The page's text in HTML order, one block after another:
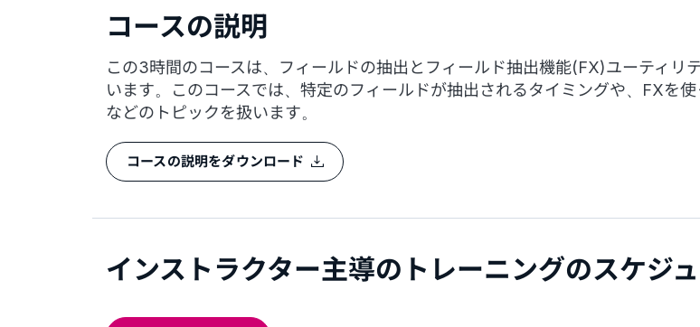
コースの説明
この3時間のコースは、フィールドの抽出とフィールド抽出機能(FX)ユーティリ
います。このコースでは、特定のフィールドが抽出されるタイミングや、FXを
などのトピックを扱います。
コースの説明をダウンロード
インストラクター主導のトレーニングのスケジ